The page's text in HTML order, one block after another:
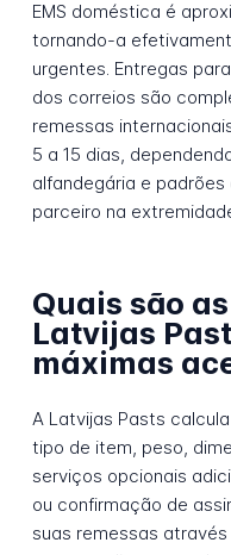
EMS doméstica é
tornando-a
urgentes. Entregas
dos correios são
remessas
5 a 15 dias,
alfandegária e
parceiro na
Quais são
Latvijas
máximas
A Latvijas Pasts
tipo de item, peso,
serviços opcionais
ou confirmação de
suas remessas